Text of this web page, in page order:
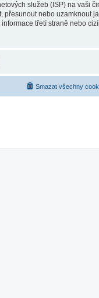
služeb (ISP) na vaši
přesunout nebo uzamknout
třetí straně nebo
Smazat všechny